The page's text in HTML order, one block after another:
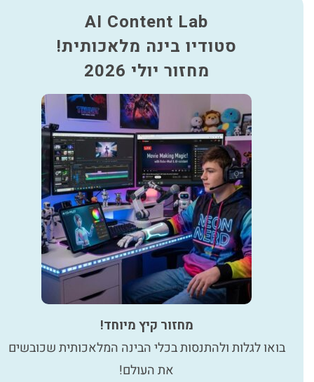
AI Content Lab
סטודיו בינה מלאכותית!
מחזור יולי 2026
מחזור קיץ מיוחד!
בואו לגלות ולהתנסות בכלי הבינה המלאכותית שכובשים
את העולם!